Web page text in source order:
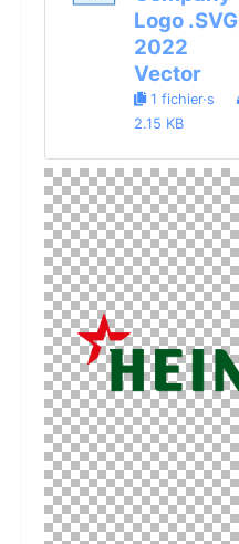
Logo .SVG
2022
Vector
1 fichier·s
2.15 KB